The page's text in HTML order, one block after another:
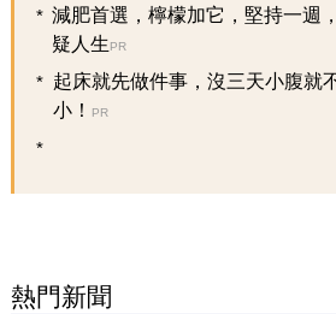
減肥首選，檸檬加它，堅持一週
疑人生 PR
起床就先做件事，沒三天小腹就
小！
PR
熱門新聞